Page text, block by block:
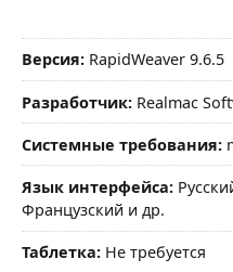
Версия: RapidWeaver 9.6.5
Разработчик: Realmac
Системные требования:
Язык интерфейса:
Французский и др.
Таблетка: Не требуется